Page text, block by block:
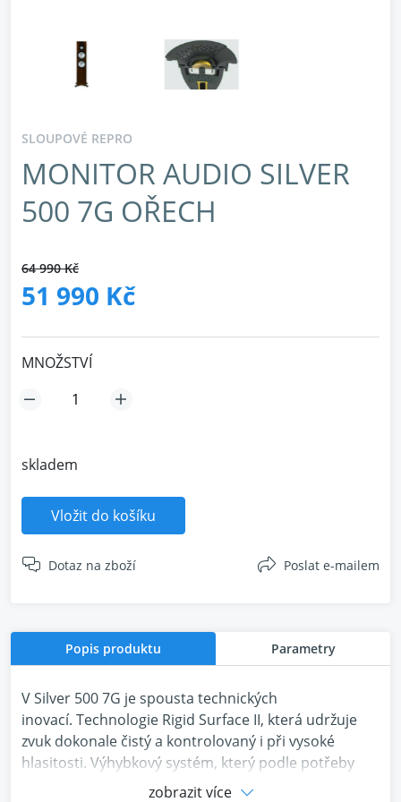
SLOUPOVÉ REPRO
MONITOR AUDIO SILVER
500 7G OŘECH
64 990 Kč
51 990 Kč
MNOŽSTVÍ
skladem
Vložit do košíku
Dotaz na zboží Poslat e-mailem
Popis produktu Parametry
V Silver 500 7G je spousta technických
inovací. Technologie Rigid Surface II, která udržuje
zvuk dokonale čistý a kontrolovaný i při vysoké
hlasitosti. Výhybkový systém, který podle potřeby
vyvažuje výstup z výškového a basového
zobrazit více